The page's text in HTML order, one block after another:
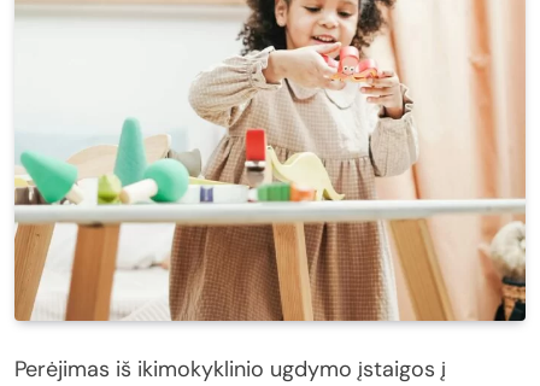
Perėjimas iš ikimokyklinio ugdymo įstaigos į